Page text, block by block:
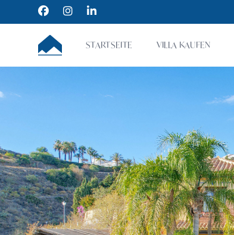
FacebookInstagramLinkedIn
CUMBRE VILLASSTARTSEITE VILLA KAUFEN